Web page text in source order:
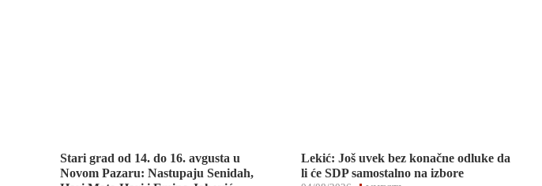
Stari grad od 14. do 16. avgusta u
Novom Pazaru: Nastupaju Senidah,
Lekić: Još uvek bez konačne odluke da
li će SDP samostalno na izbore